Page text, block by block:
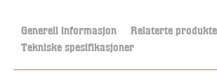
Generell informasjon Relaterte
Tekniske spesifikasjoner